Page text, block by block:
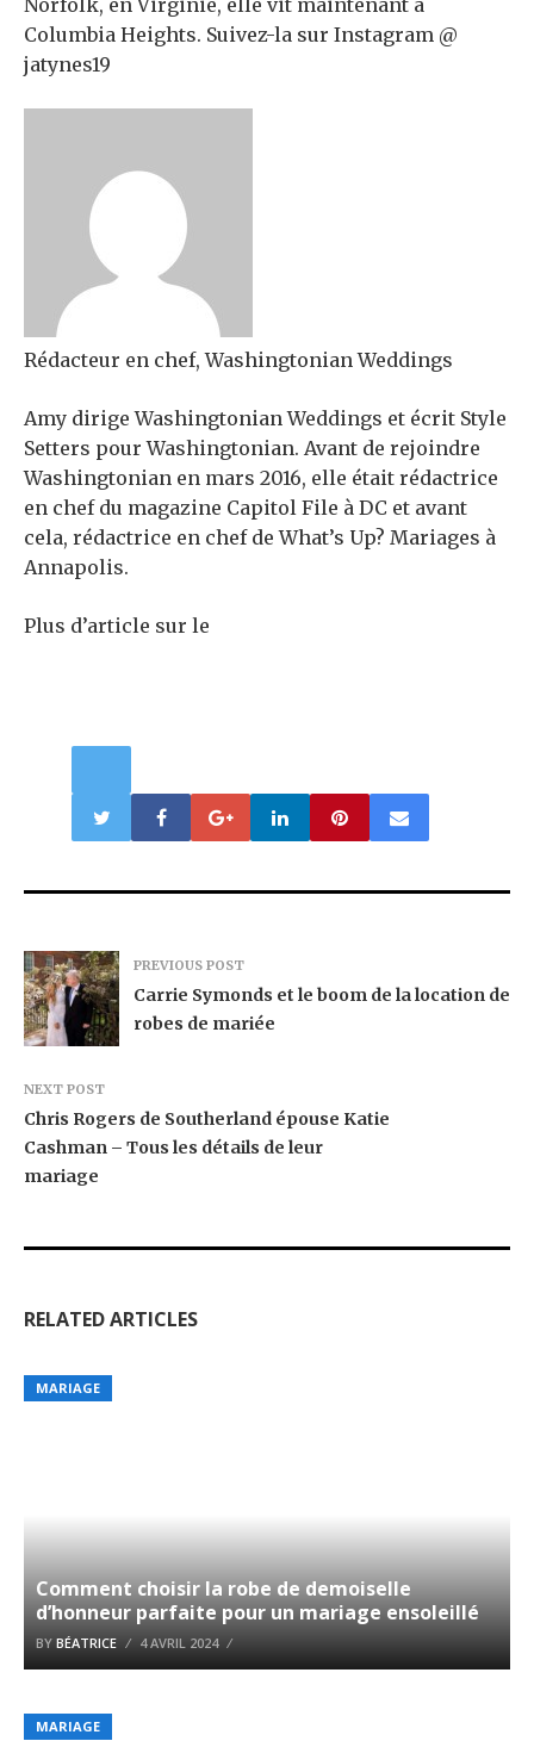
Columbia Heights. Suivez-la sur Instagram @
jatynes19
Rédacteur en chef, Washingtonian Weddings
Amy dirige Washingtonian Weddings et écrit Style
Setters pour Washingtonian. Avant de rejoindre
Washingtonian en mars 2016, elle était rédactrice
en chef du magazine Capitol File à DC et avant
cela, rédactrice en chef de What’s Up? Mariages à
Annapolis.
Plus d’article sur le
PREVIOUS POST
Carrie Symonds et le boom de la location de
robes de mariée
NEXT POST
Chris Rogers de Southerland épouse Katie
Cashman – Tous les détails de leur
mariage
RELATED ARTICLES
MARIAGE
Comment choisir la robe de demoiselle
d’honneur parfaite pour un mariage ensoleillé
BY BÉATRICE 4 AVRIL 2024
MARIAGE